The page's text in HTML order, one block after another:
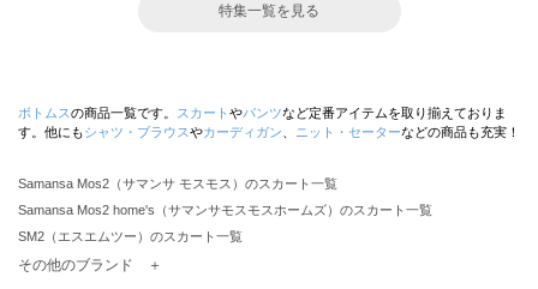
特集一覧を見る
ボトムスの商品一覧です。 スカート やパンツなど定番アイテムを取り揃えておりま
す。他にもシャツ・ブラウスやカーディガン ニット・セーターなどの商品も充実！
Samansa Mos2（サマンサ モスモス）のスカート一覧
Samansa Mos2 home's（サマンサモスモスホームズ）のスカート一覧
SM2（エスエムツー）のスカート一覧
TSUHARU by Samansa Mos2（ツハルバイサマンサモスモス）のスカート一覧
その他のブランド ＋